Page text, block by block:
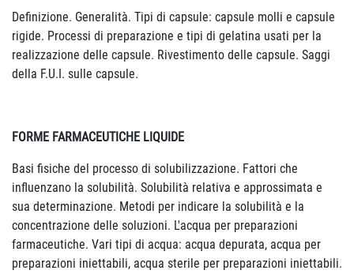
Definizione. Generalità. Tipi di capsule: capsule molli e capsule
rigide. Processi di preparazione e tipi di gelatina usati per la
realizzazione delle capsule. Rivestimento delle capsule. Saggi
della F.U.I. sulle capsule.
FORME FARMACEUTICHE LIQUIDE
Basi fisiche del processo di solubilizzazione. Fattori che
influenzano la solubilità. Solubilità relativa e approssimata e
sua determinazione. Metodi per indicare la solubilità e la
concentrazione delle soluzioni. L'acqua per preparazioni
farmaceutiche. Vari tipi di acqua: acqua depurata, acqua per
preparazioni iniettabili, acqua sterile per preparazioni iniettabili.